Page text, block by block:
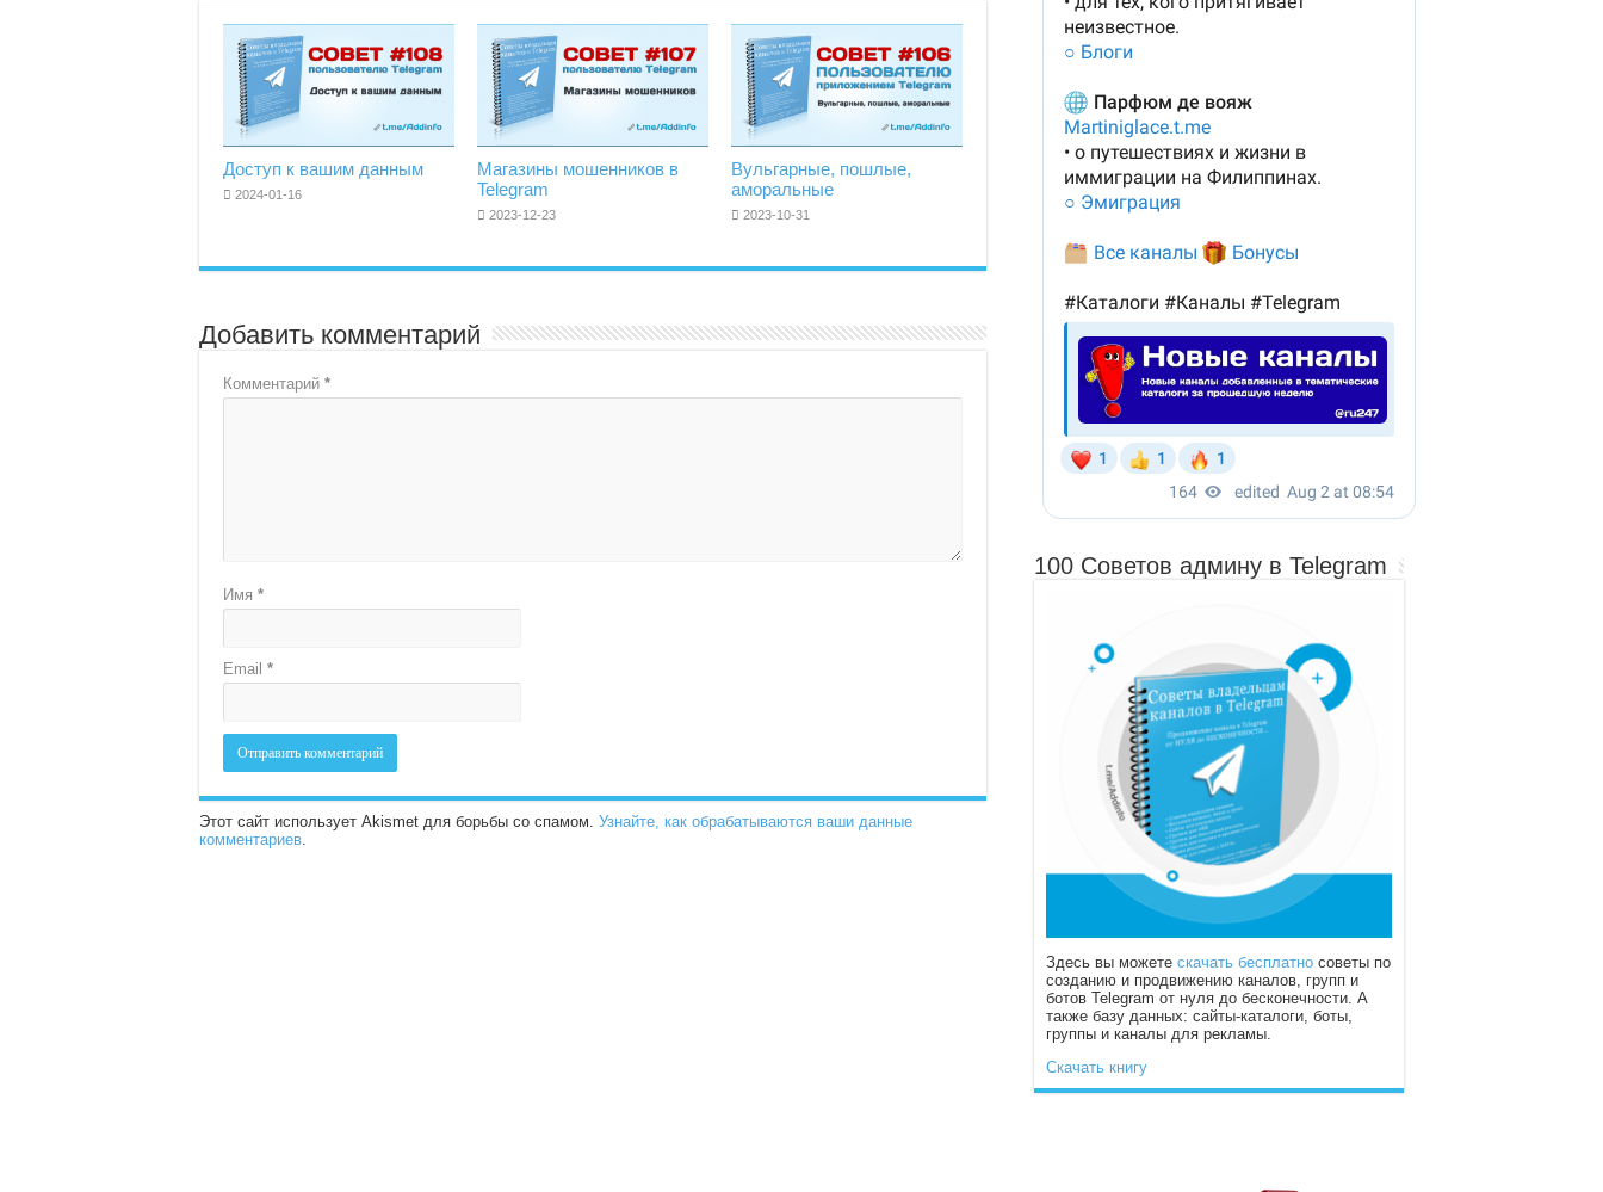
Доступ к вашим данным
2024-01-16
Магазины мошенников в
Telegram
2023-12-23
Вульгарные, пошлые,
аморальные
2023-10-31
Добавить комментарий
Комментарий *
Имя *
Email *
Этот сайт использует Akismet для борьбы со спамом. Узнайте, как обрабатываются ваши данные
комментариев.
100 Советов админу в Telegram
Здесь вы можете скачать бесплатно советы по
созданию и продвижению каналов, групп и
ботов Telegram от нуля до бесконечности. А
также базу данных: сайты-каталоги, боты,
группы и каналы для рекламы.
Скачать книгу